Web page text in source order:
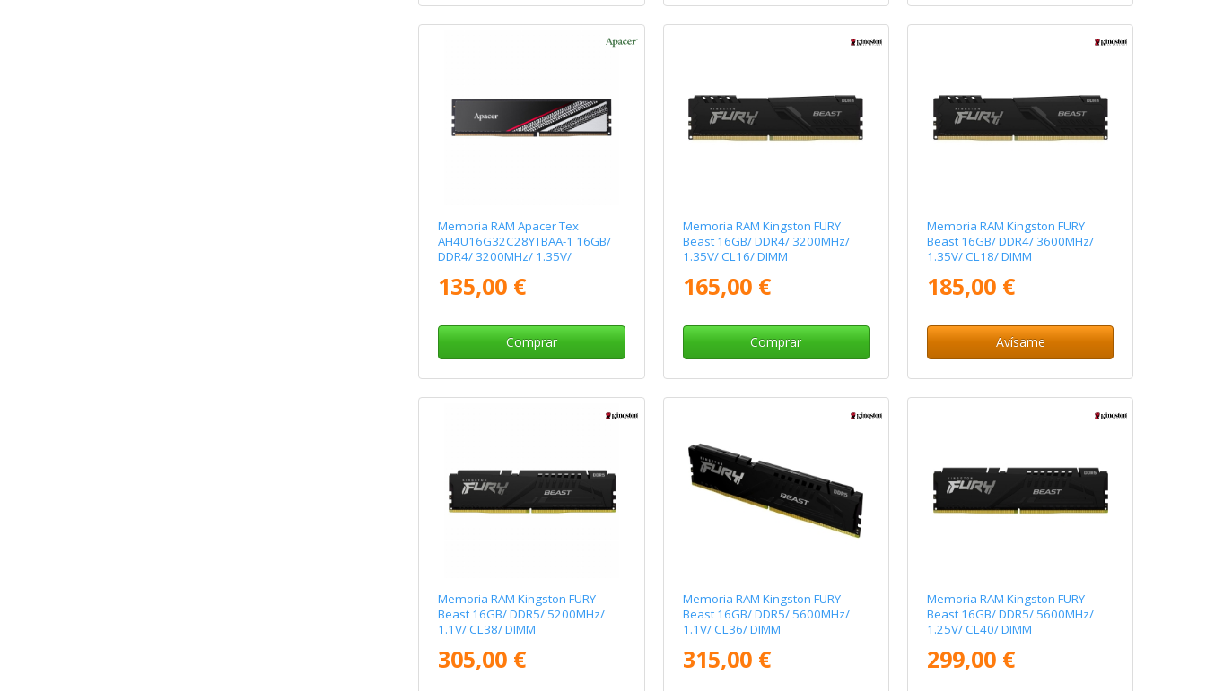
Memoria RAM Apacer Tex
AH4U16G32C28YTBAA-1 16GB/
DDR4/ 3200MHz/ 1.35V/
135,00 €
Comprar
Memoria RAM Kingston FURY
Beast 16GB/ DDR4/ 3200MHz/
1.35V/ CL16/ DIMM
165,00 €
Comprar
Memoria RAM Kingston FURY
Beast 16GB/ DDR4/ 3600MHz/
1.35V/ CL18/ DIMM
185,00 €
Avísame
Memoria RAM Kingston FURY
Beast 16GB/ DDR5/ 5200MHz/
1.1V/ CL38/ DIMM
305,00 €
Memoria RAM Kingston FURY
Beast 16GB/ DDR5/ 5600MHz/
1.1V/ CL36/ DIMM
315,00 €
Memoria RAM Kingston FURY
Beast 16GB/ DDR5/ 5600MHz/
1.25V/ CL40/ DIMM
299,00 €